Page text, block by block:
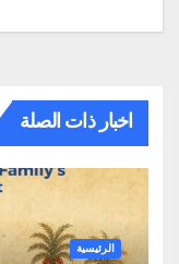
اخبار ذات الصلة
الرئيسية